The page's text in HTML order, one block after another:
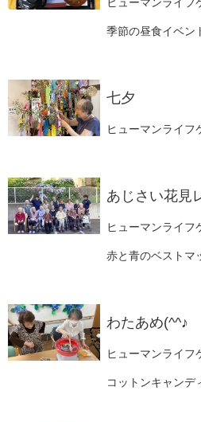
季節の昼食イベン
七夕
ヒューマンライフ
あじさい花見
ヒューマンライフ
赤と青のベストマ
わたあめ(^^♪
ヒューマンライフ
コットンキャンデ